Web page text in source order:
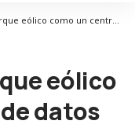
Corresponsables > Opinión > Control de un parque eólico como un centro de datos
eólico
datos